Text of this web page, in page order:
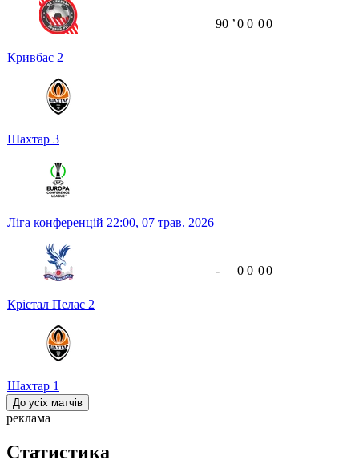
Кривбас 2
Шахтар 3
90 ʼ0 0 00
Ліга конференцій 22:00, 07 трав. 2026
Крістал Пелас 2
Шахтар 1
- 0 0 00
До усіх матчів
реклама
Статистика